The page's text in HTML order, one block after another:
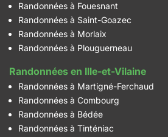
Randonnées à Fouesnant
Randonnées à Saint-Goazec
Randonnées à Morlaix
Randonnées à Plouguerneau
Randonnées en Ille-et-Vilaine
Randonnées à Martigné-Ferchaud
Randonnées à Combourg
Randonnées à Bédée
Randonnées à Tinténiac